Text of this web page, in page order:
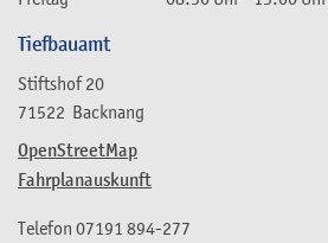
Tiefbauamt
Stiftshof 20
71522 Backnang
OpenStreetMap
Fahrplanauskunft
Telefon 07191 894-277